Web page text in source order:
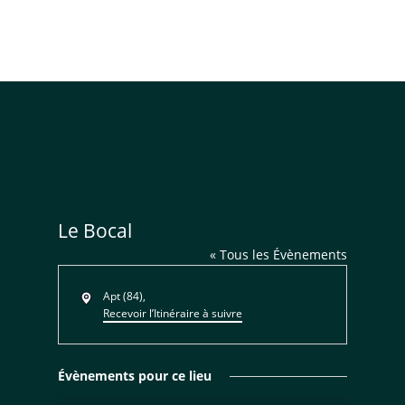
Le Bocal
« Tous les Évènements
AdresseApt (84),
Recevoir l’Itinéraire à suivre
Évènements pour ce lieu